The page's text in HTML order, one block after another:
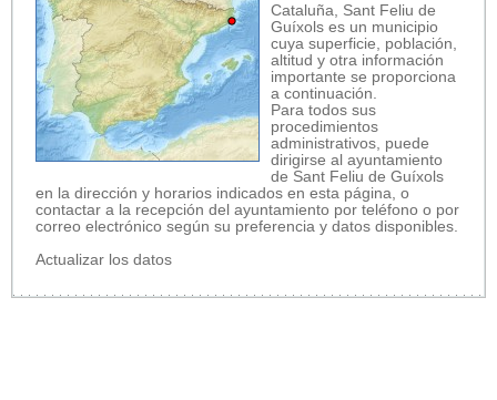
Cataluña, Sant Feliu de
Guíxols es un municipio
cuya superficie, población,
altitud y otra información
importante se proporciona
a continuación.
Para todos sus
procedimientos
administrativos, puede
dirigirse al ayuntamiento
de Sant Feliu de Guíxols
en la dirección y horarios indicados en esta página, o
contactar a la recepción del ayuntamiento por teléfono o por
correo electrónico según su preferencia y datos disponibles.
Actualizar los datos